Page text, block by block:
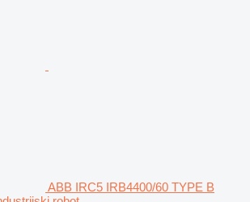
ABB IRC5 IRB4400/60 TYPE B